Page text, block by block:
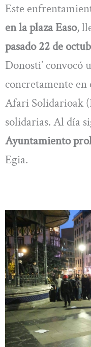
Este
en la plaza Easo,
pasado 22 de
Donosti’ convocó
concretamente
Afari Solidarioak
solidarias. Al día
Ayuntamiento
Egia.